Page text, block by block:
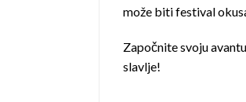
može biti festival
Započnite svoju
slavlje!